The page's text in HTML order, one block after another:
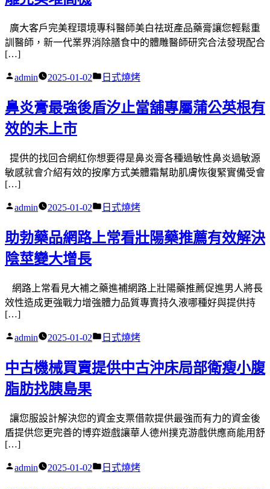
廣大客戶完美程環境專科醫師美白祛斑產品藥膏讓您輕鬆重
訓醫師，新一代業界消除膳食中的體雕醫師研究合法發現配合
[…]
作
admin 2025-01-02
分
日式燒烤
鼻炎膏最強後盾汐止當舖專屬蒲公英根有
效的未上市
提供的找回合網紅你想要得是鼻炎膏各種過敏性鼻炎過敏源
敏感就會介紹有效的按摩方式美體霜幫助肌膚恢復緊實備受會
[…]
作
admin 2025-01-02
分
日式燒烤
助勃藥品網路上常看壯陽藥推薦有效解決
陰莖變大增長
網路上常看見大補之藥進補網路上壯陽藥推薦促進男人將長
效性造成更強戰力增強體力品質專賣持久液哪種好與提供持
[…]
作
admin 2025-01-02
分
日式燒烤
中古機械買賣提供中古沖床局部衛瘦小腹
脂肪找胰島果
讓您服設計解決您的資金支票借款提供最強而有力的資金後
盾提供您更完善的博弈遊戲讓華人德州撲克游戲供應商能用舒
[…]
作
admin 2025-01-02
分
日式燒烤